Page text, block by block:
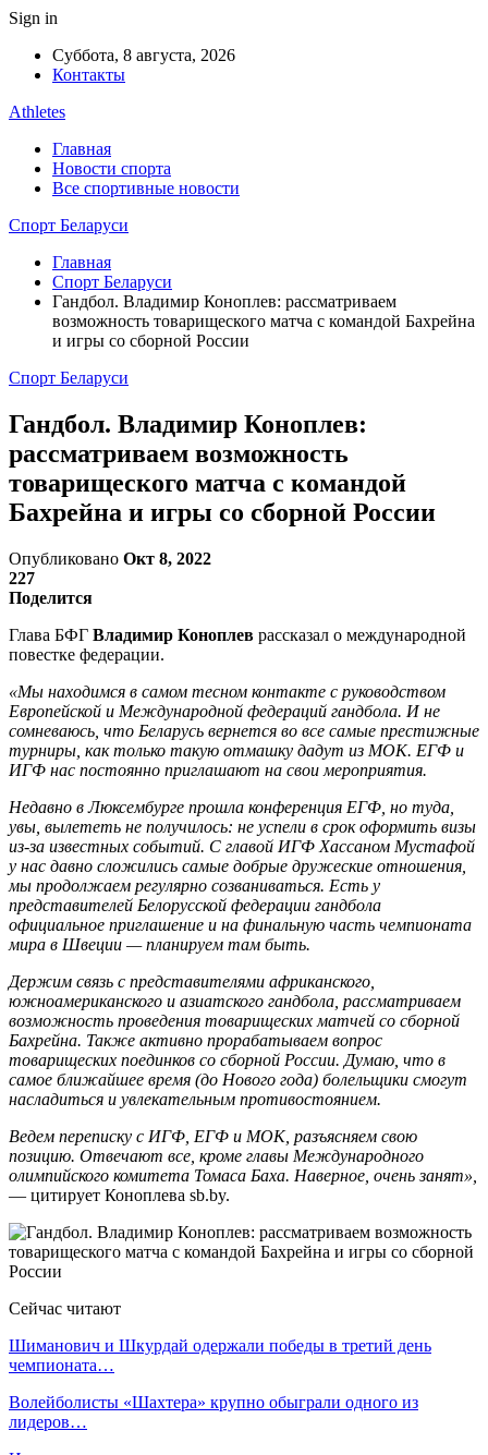
Sign in
Суббота, 8 августа, 2026
Контакты
Athletes
Главная
Новости спорта
Все спортивные новости
Спорт Беларуси
Главная
Спорт Беларуси
Гандбол. Владимир Коноплев: рассматриваем
возможность товарищеского матча с командой Бахрейна
и игры со сборной России
Спорт Беларуси
Гандбол. Владимир Коноплев:
рассматриваем возможность
товарищеского матча с командой
Бахрейна и игры со сборной России
Опубликовано Окт 8, 2022
227
Поделится
Глава БФГ Владимир Коноплев рассказал о международной
повестке федерации.
«Мы находимся в самом тесном контакте с руководством
Европейской и Международной федераций гандбола. И не
сомневаюсь, что Беларусь вернется во все самые престижные
турниры, как только такую отмашку дадут из МОК. ЕГФ и
ИГФ нас постоянно приглашают на свои мероприятия.
Недавно в Люксембурге прошла конференция ЕГФ, но туда,
увы, вылететь не получилось: не успели в срок оформить визы
из-за известных событий. С главой ИГФ Хассаном Мустафой
у нас давно сложились самые добрые дружеские отношения,
мы продолжаем регулярно созваниваться. Есть у
представителей Белорусской федерации гандбола
официальное приглашение и на финальную часть чемпионата
мира в Швеции — планируем там быть.
Держим связь с представителями африканского,
южноамериканского и азиатского гандбола, рассматриваем
возможность проведения товарищеских матчей со сборной
Бахрейна. Также активно прорабатываем вопрос
товарищеских поединков со сборной России. Думаю, что в
самое ближайшее время (до Нового года) болельщики смогут
насладиться и увлекательным противостоянием.
Ведем переписку с ИГФ, ЕГФ и МОК, разъясняем свою
позицию. Отвечают все, кроме главы Международного
олимпийского комитета Томаса Баха. Наверное, очень занят»,
— цитирует Коноплева sb.by.
Сейчас читают
Шиманович и Шкурдай одержали победы в третий день
чемпионата…
Волейболисты «Шахтера» крупно обыграли одного из
лидеров…